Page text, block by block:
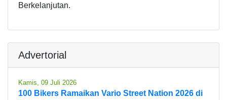
Berkelanjutan.
Advertorial
Kamis, 09 Juli 2026
100 Bikers Ramaikan Vario Street Nation 2026 di